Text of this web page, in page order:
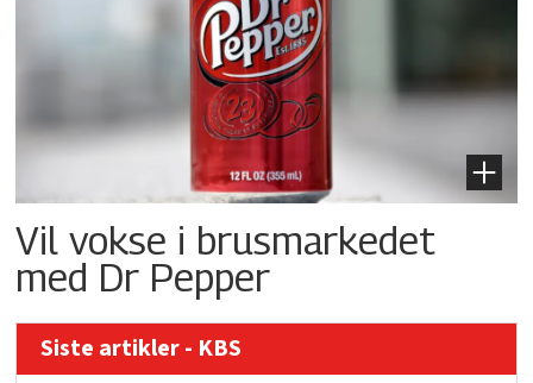
Vil vokse i brusmarkedet
med Dr Pepper
Siste artikler - KBS